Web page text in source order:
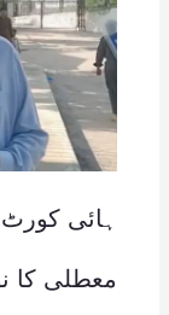
ہائی
معطلی کا